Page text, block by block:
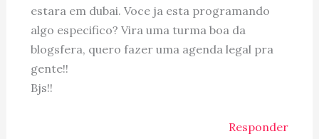
estara em dubai. Voce ja esta programando
algo especifico? Vira uma turma boa da
blogsfera, quero fazer uma agenda legal pra
gente!!
Bjs!!
Responder